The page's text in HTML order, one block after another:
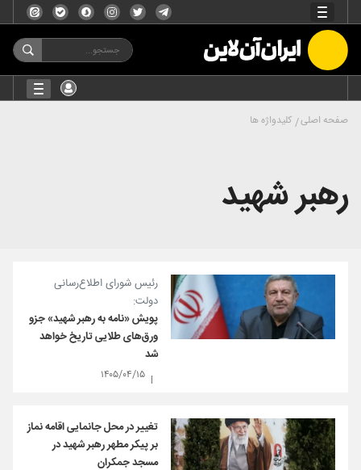
صفحه اصلی کلیدواژه ها
رهبر شهید
رئیس شورای اطلاع‌رسانی
دولت:
پویش «نامه به رهبر شهید» جزو
ورق‌های طلایی تاریخ خواهد
شد
۱۴۰۵/۰۴/۱۵
تغییر در محل جانمایی اقامه نماز
بر پیکر مطهر رهبر شهید در
مسجد جمکران